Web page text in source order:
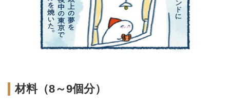
材料（8～9個分）